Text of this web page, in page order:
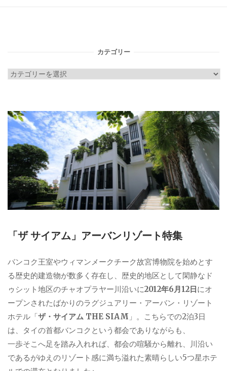
カテゴリー
カ
リ
ー
「ザ サイアム」アーバンリゾート特集
バンコク王室やウィマンメークチーク故宮博物院を始めとす
る歴史的建造物が数多く存在し、歴史的地区として閑静なド
ゥシット地区のチャオプラヤー川沿いに2012年6月12日にオ
ープンされたばかりのラグジュアリー・アーバン・リゾート
ホテル「ザ・サイアム THE SIAM 」。こちらでの2泊3日
は、タイの首都バンコクという都会でありながらも、
一歩そこへ足を踏み入れれば、都会の喧騒から離れ、川沿い
であるがゆえのリゾート感に満ち溢れた素晴らしい5つ星ホテ